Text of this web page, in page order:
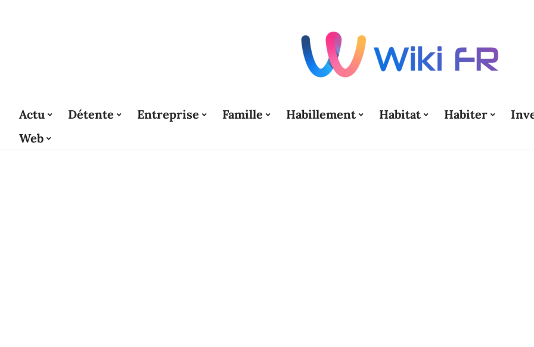
Actu Détente Entreprise Famille Habillement Habitat Habiter
Web